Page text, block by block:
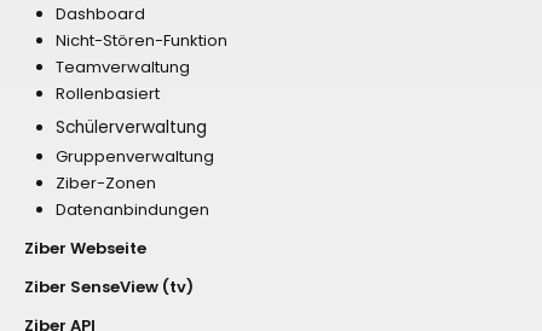
Dashboard
Nicht-Stören-Funktion
Teamverwaltung
Rollenbasiert
Schülerverwaltung
Gruppenverwaltung
Ziber-Zonen
Datenanbindungen
Ziber Webseite
Ziber SenseView (tv)
Ziber API